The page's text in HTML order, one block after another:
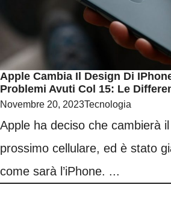
Apple Cambia Il Design Di
Problemi Avuti Col 15: Le
Novembre 20, 2023Tecnologia
Apple ha deciso che cambierà
prossimo cellulare, ed è stato
come sarà l’iPhone. ...